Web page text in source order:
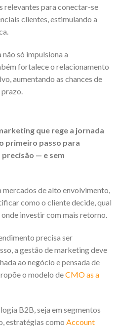
relevantes para conectar-se
clientes, estimulando a
só impulsiona a
fortalece o relacionamento
aumentando as chances de
prazo.
que rege a jornada
primeiro passo para
— e sem
mercados de alto envolvimento,
como o cliente decide, qual
investir com mais retorno.
precisa ser
a gestão de marketing deve
ao negócio e pensada de
o modelo deCMO as a
B2B, seja em segmentos
estratégias como Account